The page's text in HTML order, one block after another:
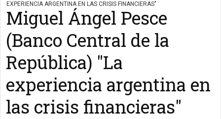
EXPERIENCIA ARGENTINA EN LAS CRISIS FINANCIERAS"
Miguel Ángel Pesce
(Banco Central de la
República) "La
experiencia argentina en
las crisis financieras"